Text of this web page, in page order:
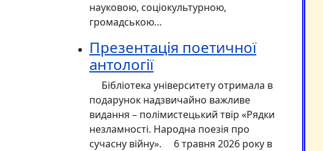
науковою, соціокультурною,
громадською…
Презентація поетичної
антології
Бібліотека університету отримала в
подарунок надзвичайно важливе
видання – полімистецький твір «Рядки
незламності. Народна поезія про
сучасну війну». 6 травня 2026 року в